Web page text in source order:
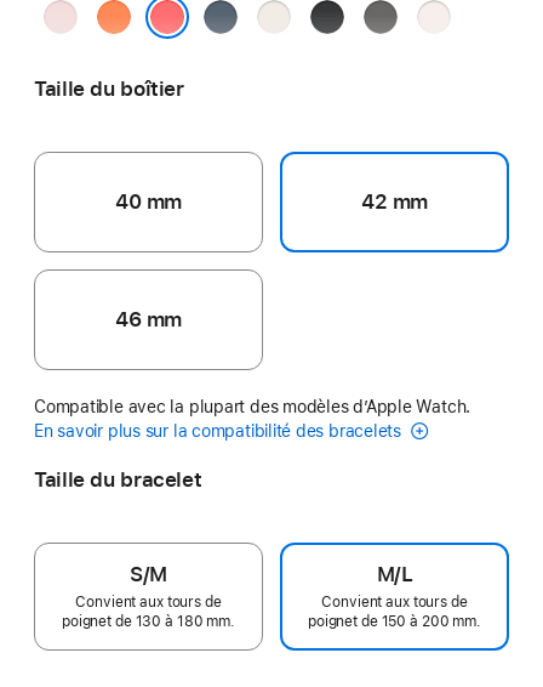
Rose
Clémentine Bleu
Lumière stellaire
Noir
Gris
Rose
Taille du boîtier
40 mm 42 mm
46 mm
Compatible avec la plupart des modèles d’Apple Watch.
En savoir plus sur la compatibilité des bracelets
Taille du bracelet
S/M
Convient aux tours de
poignet de 130 à 180 mm.
M/L
Convient aux tours de
poignet de 150 à 200 mm.